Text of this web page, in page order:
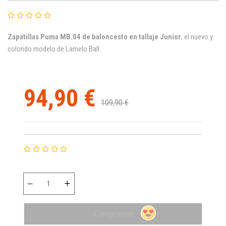
Zapatillas Puma MB.04 de baloncesto en tallaje Junior, el nuevo y
colorido modelo de Lamelo Ball.
94,90 € 109,90 €